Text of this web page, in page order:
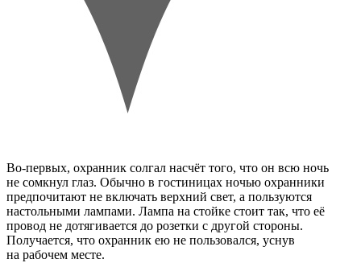
Во-первых, охранник солгал насчёт того, что он всю ночь
не сомкнул глаз. Обычно в гостиницах ночью охранники
предпочитают не включать верхний свет, а пользуются
настольными лампами. Лампа на стойке стоит так, что её
провод не дотягивается до розетки с другой стороны.
Получается, что охранник ею не пользовался, уснув
на рабочем месте.